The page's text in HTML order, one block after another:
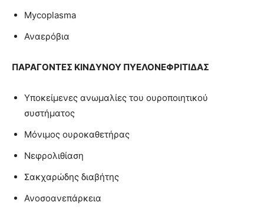
Mycoplasma
Αναερόβια
ΠΑΡΑΓΟΝΤΕΣ ΚΙΝΔΥΝΟΥ ΠΥΕΛΟΝΕΦΡΙΤΙΔΑΣ
Υποκείμενες ανωμαλίες του ουροποιητικού
συστήματος
Μόνιμος ουροκαθετήρας
Νεφρολιθίαση
Σακχαρώδης διαβήτης
Ανοσοανεπάρκεια